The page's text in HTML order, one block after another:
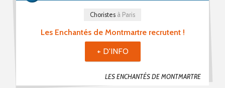
Les Enchantés de Montmartre recrutent !
LES ENCHANTÉS DE MONTMARTRE
Choristes à Paris
+ D'INFO